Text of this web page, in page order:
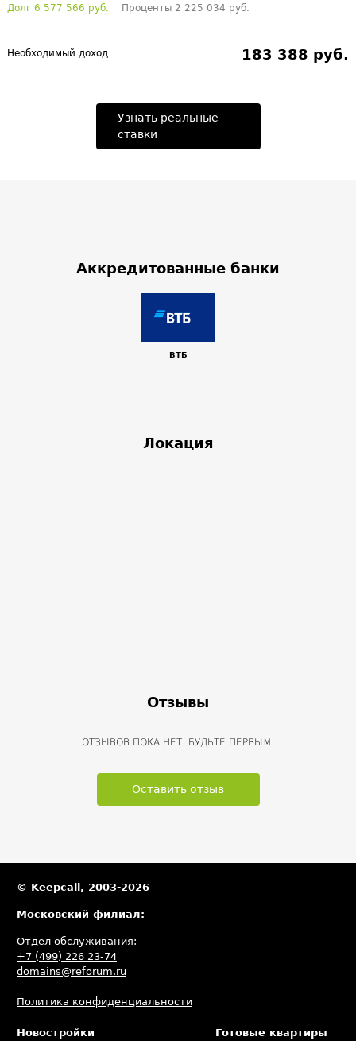
Долг 6 577 566 руб. Проценты 2 225 034 руб.
Необходимый доход 183 388 руб.
Узнать реальные
ставки
Аккредитованные банки
ВТБ
Локация
Отзывы
ОТЗЫВОВ ПОКА НЕТ. БУДЬТЕ ПЕРВЫМ!
Оставить отзыв
© Keepcall, 2003-2026
Московский филиал:
Отдел обслуживания:
+7 (499) 226 23-74
domains@reforum.ru
Политика конфиденциальности
Новостройки Готовые квартиры